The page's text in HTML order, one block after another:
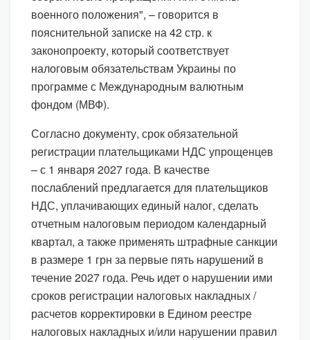
военного положения", – говорится в
пояснительной записке на 42 стр. к
законопроекту, который соответствует
налоговым обязательствам Украины по
программе с Международным валютным
фондом (МВФ).
Согласно документу, срок обязательной
регистрации плательщиками НДС упрощенцев
– с 1 января 2027 года. В качестве
послаблений предлагается для плательщиков
НДС, уплачивающих единый налог, сделать
отчетным налоговым периодом календарный
квартал, а также применять штрафные санкции
в размере 1 грн за первые пять нарушений в
течение 2027 года. Речь идет о нарушении ими
сроков регистрации налоговых накладных /
расчетов корректировки в Едином реестре
налоговых накладных и/или нарушении правил